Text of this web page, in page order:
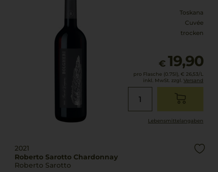
Toskana
Cuvée
trocken
€ 19,90
pro Flasche (0.75l), € 26,53/L
inkl. MwSt. zzgl. Versand
Lebensmittel­angaben
2021
Roberto Sarotto Chardonnay
Roberto Sarotto